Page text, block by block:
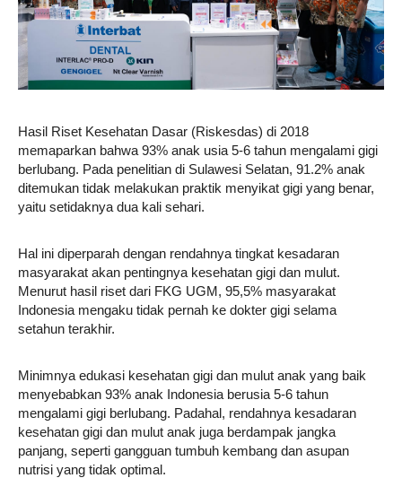
Hasil Riset Kesehatan Dasar (Riskesdas) di 2018
memaparkan bahwa 93% anak usia 5-6 tahun mengalami gigi
berlubang. Pada penelitian di Sulawesi Selatan, 91.2% anak
ditemukan tidak melakukan praktik menyikat gigi yang benar,
yaitu setidaknya dua kali sehari.
Hal ini diperparah dengan rendahnya tingkat kesadaran
masyarakat akan pentingnya kesehatan gigi dan mulut.
Menurut hasil riset dari FKG UGM, 95,5% masyarakat
Indonesia mengaku tidak pernah ke dokter gigi selama
setahun terakhir.
Minimnya edukasi kesehatan gigi dan mulut anak yang baik
menyebabkan 93% anak Indonesia berusia 5-6 tahun
mengalami gigi berlubang. Padahal, rendahnya kesadaran
kesehatan gigi dan mulut anak juga berdampak jangka
panjang, seperti gangguan tumbuh kembang dan asupan
nutrisi yang tidak optimal.